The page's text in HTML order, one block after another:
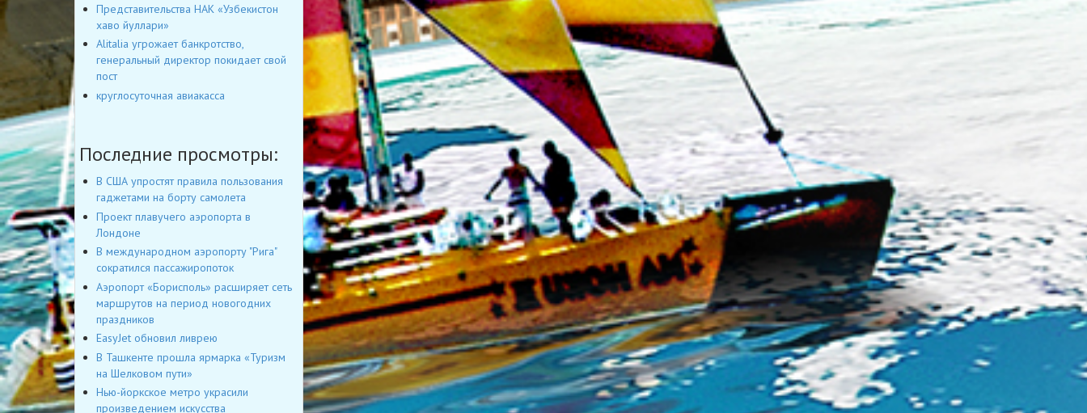
Представительства НАК «Узбекистон
хаво йуллари»
Alitalia угрожает банкротство,
генеральный директор покидает свой
пост
круглосуточная авиакасса
Последние просмотры:
В США упростят правила пользования
гаджетами на борту самолета
Проект плавучего аэропорта в
Лондоне
В международном аэропорту "Рига"
сократился пассажиропоток
Аэропорт «Борисполь» расширяет сеть
маршрутов на период новогодних
праздников
EasyJet обновил ливрею
В Ташкенте прошла ярмарка «Туризм
на Шелковом пути»
Нью-йоркское метро украсили
произведением искусства